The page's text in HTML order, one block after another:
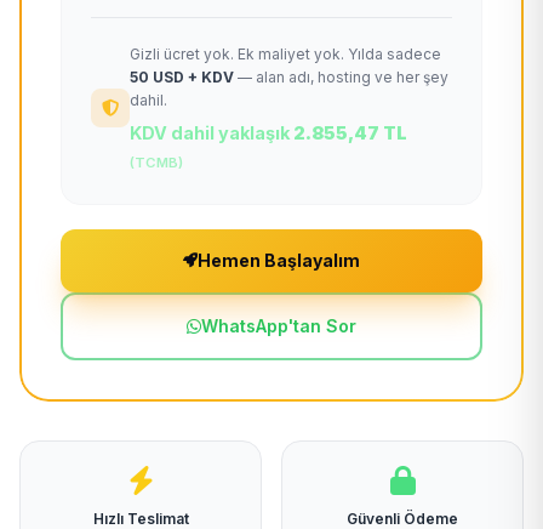
Gizli ücret yok. Ek maliyet yok. Yılda sadece
50 USD + KDV — alan adı, hosting ve her şey
dahil.
KDV dahil yaklaşık 2.855,47 TL
(TCMB)
Hemen Başlayalım
WhatsApp'tan Sor
Hızlı Teslimat
Güvenli Ödeme